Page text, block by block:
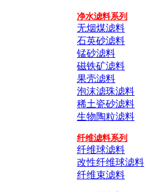
净水滤料系列
无烟煤滤料
石英砂滤料
锰砂滤料
磁铁矿滤料
果壳滤料
泡沫滤珠滤料
稀土瓷砂滤料
生物陶粒滤料
纤维滤料系列
纤维球滤料
改性纤维球滤料
纤维束滤料